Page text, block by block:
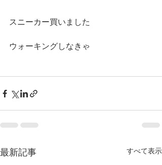
スニーカー買いました
ウォーキングしなきゃ
最新記事 すべて表示